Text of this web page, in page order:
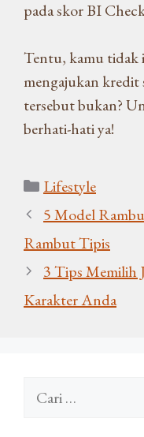
pada skor BI
Tentu, kamu
mengajukan kredit
tersebut bukan?
berhati-hati ya!
Kategori
Lifestyle
5 Model
Rambut Tipis
3 Tips Memilih
Karakter Anda
Cari